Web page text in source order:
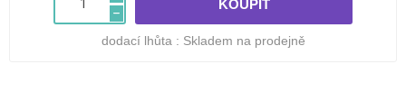
h
dodací lhůta : Skladem na prodejně